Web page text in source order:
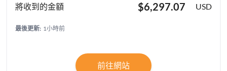
$6,297.07 USD
最後更新: 1小時前
前往網站